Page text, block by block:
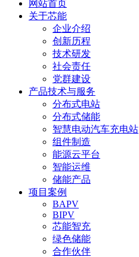
网站首页
关于芯能
企业介绍
创新历程
技术研发
社会责任
党群建设
产品技术与服务
分布式电站
分布式储能
智慧电动汽车充电站
组件制造
能源云平台
智能运维
储能产品
项目案例
BAPV
BIPV
芯能智充
绿色储能
合作伙伴